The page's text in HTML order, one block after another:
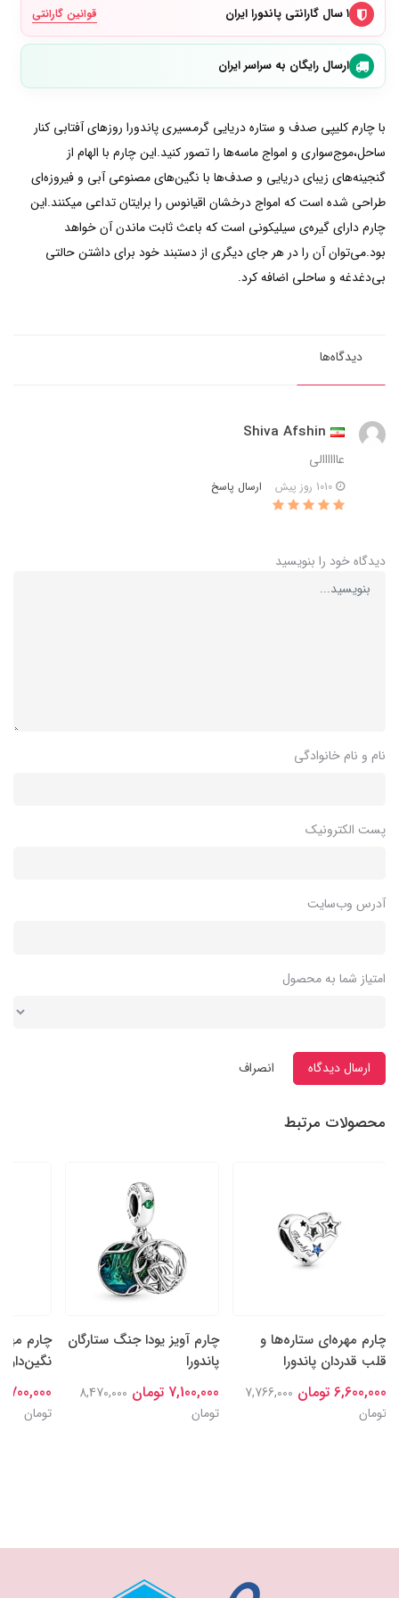
۱ سال گارانتی پاندورا ایران قوانین گارانتی
ارسال رایگان به سراسر ایران
با چارم کلیپی صدف و ستاره دریایی گرمسیری پاندورا روز‌های آفتابی کنار
ساحل،موج‌سواری و امواج ماسه‌ها را تصور کنید.این چارم با الهام از
گنجینه‌های زیبای دریایی و صدف‌ها با نگین‌های مصنوعی آبی و فیروزه‌ای
طراحی شده است که امواج درخشان اقیانوس را برایتان تداعی میکنند.این
چارم دارای گیره‌ی سیلیکونی است که باعث ثابت ماندن آن خواهد
بود.می‌توان آن را در هر جای دیگری از دستبند خود برای داشتن حالتی
بی‌دغدغه و ساحلی اضافه کرد.
دیدگاه‌ها
Shiva Afshin
عاااااالی
ارسال پاسخ
دیدگاه خود را بنویسید
نام و نام خانوادگی
پست الکترونیک
آدرس وب‌سایت
امتیاز شما به محصول
ارسال دیدگاه انصراف
محصولات مرتبط
چارم مهره‌ای ستاره‌ها و
قلب قدردان پاندورا
6,600,000 تومان
7,766,000
تومان
چارم آویز یودا جنگ ستارگان
پاندورا
7,100,000 تومان
8,470,000
تومان
چارم
نگین‌دار
6,700,000
تومان